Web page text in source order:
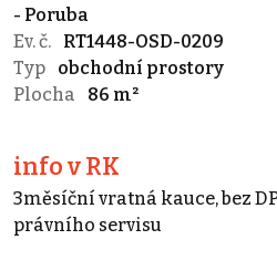
- Poruba
Ev. č.
RT1448-OSD-0209
Typ
obchodní prostory
Plocha
86 m²
info v RK
3měsíční vratná kauce, bez
právního servisu